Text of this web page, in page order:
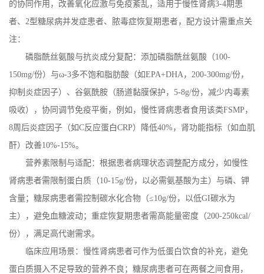
的协同作用，改善氧化应激与免疫紊乱，适用于慢性肾病3-4期患
者、 2型糖尿病并发症患者、脓毒症恢复期患者，配方设计需重点关
注：
磷脂酰丝氨酸与抗炎成分复配：添加磷脂酰丝氨酸（100-
150mg/份）与ω-3多不饱和脂肪酸（如EPA+DHA， 200-300mg/份，
抑制炎症因子）、谷氨酰胺（肠道黏膜保护， 5-8g/份，减少内毒素
吸收），协同调节免疫平衡，例如，慢性肾病患者食用该类FSMP ，
8周后炎症因子（如C反应蛋白CRP）降低40%，肾功能指标（如血肌
酐）改善10%-15%。
营养素限制与适配：根据患者病理状态调整配方成分，如慢性
肾病患者需限制蛋白质（10-15g/份，以必需氨基酸为主）与磷、钾
含量；糖尿病患者需控制碳水化合物（≤10g/份，以低GI碳水为
主），避免血糖波动；重症恢复期患者需高能量密度（200-250kcal/
份），满足高代谢需求。
临床应用场景：慢性肾病患者可作为低蛋白饮食的补充，避免
蛋白质摄入不足导致的营养不良；糖尿病患者可在两餐之间食用，